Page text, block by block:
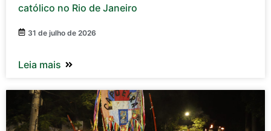
católico no Rio de Janeiro
31 de julho de 2026
Leia mais